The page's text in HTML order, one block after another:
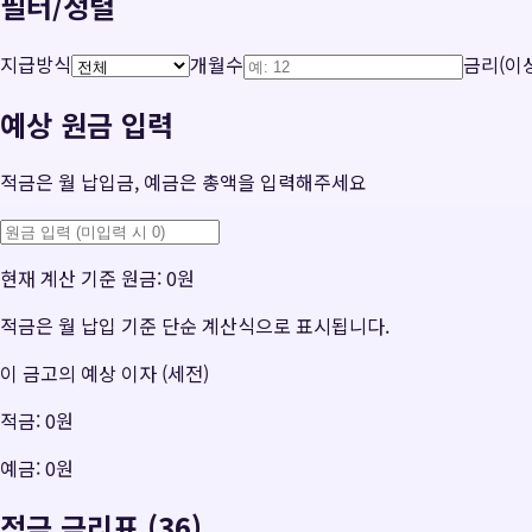
지급방식 개월수 금리(이
예상 원금 입력
적금은 월 납입금, 예금은 총액을 입력해주세요
현재 계산 기준 원금:0원
적금은 월 납입 기준 단순 계산식으로 표시됩니다.
이 금고의 예상 이자 (세전)
적금:0원
예금:0원